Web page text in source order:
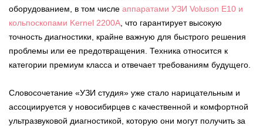
оборудованием, в том числе аппаратами УЗИ Voluson E10 и
кольпоскопами Kernel 2200A , что гарантирует высокую
точность диагностики, крайне важную для быстрого решения
проблемы или ее предотвращения. Техника относится к
категории премиум класса и отвечает требованиям будущего.
Словосочетание «УЗИ студия» уже стало нарицательным и
ассоциируется у новосибирцев с качественной и комфортной
ультразвуковой диагностикой, которую они могут получить за